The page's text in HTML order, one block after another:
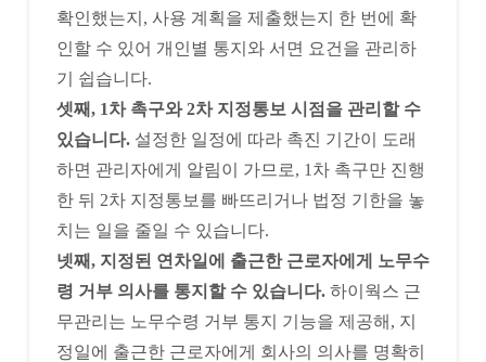
확인했는지, 사용 계획을 제출했는지 한 번에 확
인할 수 있어 개인별 통지와 서면 요건을 관리하
기 쉽습니다.
셋째, 1차 촉구와 2차 지정통보 시점을 관리할 수
있습니다.설정한 일정에 따라 촉진 기간이 도래
하면 관리자에게 알림이 가므로, 1차 촉구만 진행
한 뒤 2차 지정통보를 빠뜨리거나 법정 기한을 놓
치는 일을 줄일 수 있습니다.
넷째, 지정된 연차일에 출근한 근로자에게 노무수
령 거부 의사를 통지할 수 있습니다. 하이웍스 근
무관리는 노무수령 거부 통지 기능을 제공해, 지
정일에 출근한 근로자에게 회사의 의사를 명확히